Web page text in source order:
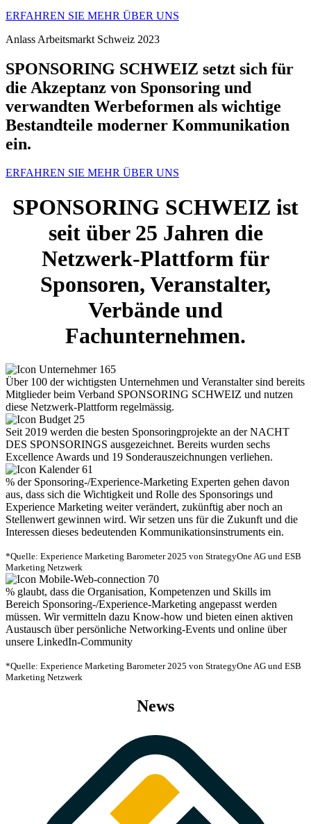
ERFAHREN SIE MEHR ÜBER UNS
Anlass Arbeitsmarkt Schweiz 2023
SPONSORING SCHWEIZ setzt sich für
die Akzeptanz von Sponsoring und
verwandten Werbeformen als wichtige
Bestandteile moderner Kommunikation
ein.
ERFAHREN SIE MEHR ÜBER UNS
SPONSORING SCHWEIZ ist
seit über 25 Jahren die
Netzwerk-Plattform für
Sponsoren, Veranstalter,
Verbände und
Fachunternehmen.
165
Über 100 der wichtigsten Unternehmen und Veranstalter sind bereits
Mitglieder beim Verband SPONSORING SCHWEIZ und nutzen
diese Netzwerk-Plattform regelmässig.
25
Seit 2019 werden die besten Sponsoringprojekte an der NACHT
DES SPONSORINGS ausgezeichnet. Bereits wurden sechs
Excellence Awards und 19 Sonderauszeichnungen verliehen.
61
% der Sponsoring-/Experience-Marketing Experten gehen davon
aus, dass sich die Wichtigkeit und Rolle des Sponsorings und
Experience Marketing weiter verändert, zukünftig aber noch an
Stellenwert gewinnen wird. Wir setzen uns für die Zukunft und die
Interessen dieses bedeutenden Kommunikationsinstruments ein.
*Quelle: Experience Marketing Barometer 2025 von StrategyOne AG und ESB
Marketing Netzwerk
70
% glaubt, dass die Organisation, Kompetenzen und Skills im
Bereich Sponsoring-/Experience-Marketing angepasst werden
müssen. Wir vermitteln dazu Know-how und bieten einen aktiven
Austausch über persönliche Networking-Events und online über
unsere LinkedIn-Community
*Quelle: Experience Marketing Barometer 2025 von StrategyOne AG und ESB
Marketing Netzwerk
News